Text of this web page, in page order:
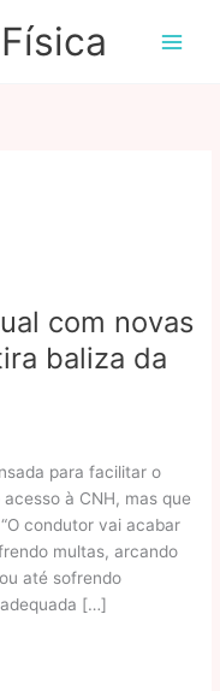
com novas
baliza da
para facilitar o
à CNH, mas que
condutor vai acabar
multas, arcando
até sofrendo
[…]